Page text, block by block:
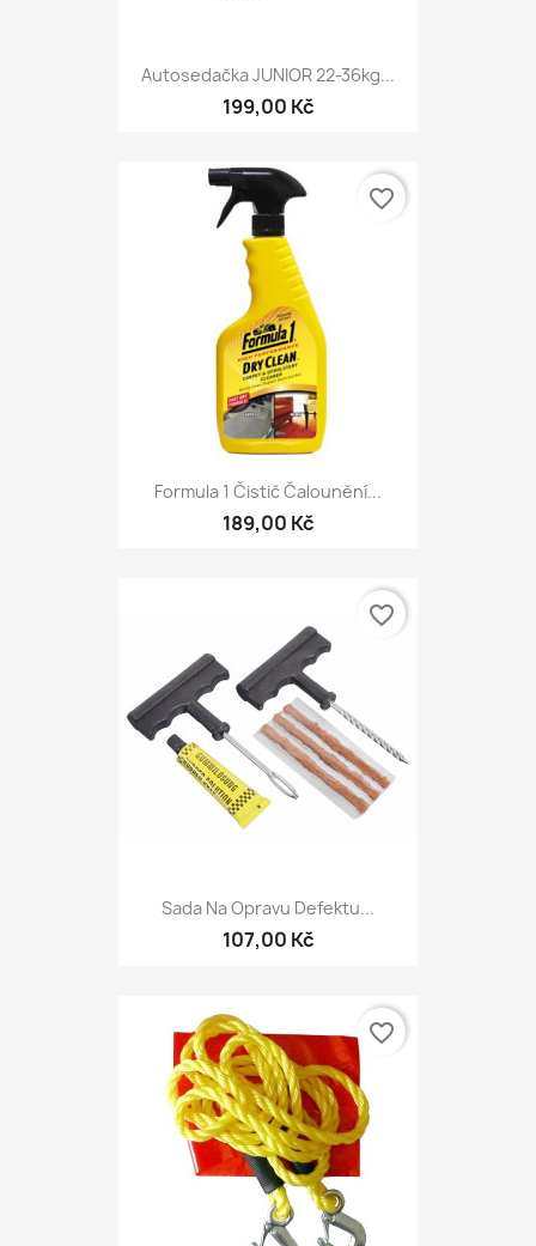
Autosedačka JUNIOR 22-36kg...
199,00 Kč
Formula 1 Čistič Čalounění...
189,00 Kč
favorite_border
Sada Na Opravu Defektu...
107,00 Kč
favorite_border
favorite_border